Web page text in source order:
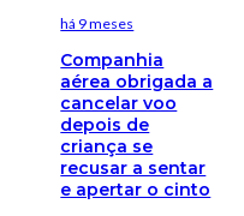
há 9 meses
Companhia
aérea obrigada a
cancelar voo
depois de
criança se
recusar a sentar
e apertar o cinto